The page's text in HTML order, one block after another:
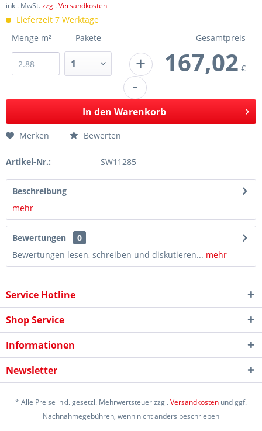
inkl. MwSt.zzgl. Versandkosten
Lieferzeit 7 Werktage
Menge m²
Pakete
+
-
Gesamtpreis
167,02 €
In den Warenkorb
Merken Bewerten
Artikel-Nr.: SW11285
Beschreibung
mehr
Bewertungen
0
Bewertungen lesen, schreiben und diskutieren... mehr
Service Hotline
Shop Service
Informationen
Newsletter
* Alle Preise inkl. gesetzl. Mehrwertsteuer zzgl.Versandkosten und ggf.
Nachnahmegebühren, wenn nicht anders beschrieben